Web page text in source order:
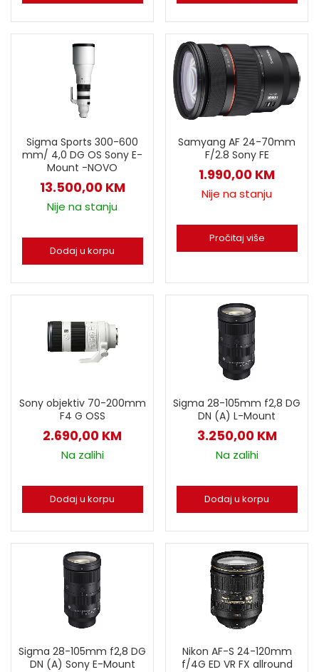
Sigma Sports 300-600
mm/ 4,0 DG OS Sony E-
Mount -NOVO
13.500,00 KM
Nije na stanju
Dodaj u korpu
Samyang AF 24-70mm
F/2.8 Sony FE
1.990,00 KM
Nije na stanju
Pročitaj više
Sony objektiv 70-200mm
F4 G OSS
2.690,00 KM
Na zalihi
Dodaj u korpu
Sigma 28-105mm f2,8 DG
DN (A) L-Mount
3.250,00 KM
Na zalihi
Dodaj u korpu
Sigma 28-105mm f2,8 DG
DN (A) Sony E-Mount
Nikon AF-S 24-120mm
f/4G ED VR FX allround